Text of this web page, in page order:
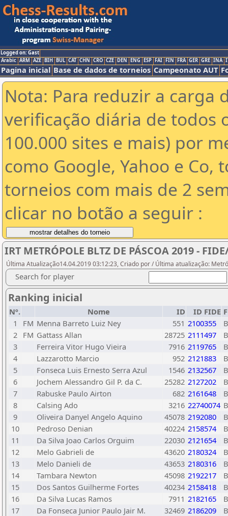
Logged on: Gast
Arabic ARM AZE BIH BUL CAT CHN CRO CZE DEN ENG ESP FAI FIN FRA GER GRE INA
Pagina inicial Base de dados de torneios Campeonato AUT
Nota: Para reduzir a carga
verificação diária de todos
100.000 sites e mais) por
como Google, Yahoo e Co,
torneios com mais de 2
clicar no botão a seguir :
IRT METRÓPOLE BLTZ DE PÁSCOA 2019 -
Última Atualização14.04.2019 03:12:23, Criado por / Última atualização:
Search for player
Ranking inicial
Nº. Nome ID ID FIDE
1
FM Menna Barreto Luiz Ney 551 2100355
2
FM Gattass Allan 28725 2111497
3
Ferreira Vitor Hugo Vieira 7916 2119765
4
Lazzarotto Marcio 952 2121883
5
Fonseca Luis Ernesto Serra Azul 1546 2132567
6
Jochem Alessandro Gil P. da C. 25282 2127202
7
Rabuske Paulo Airton 682 2161648
8
Calsing Ado 3216 22740074
9
Oliveira Danyel Angelo Aquino 45078 2192080
10
Pedroso Denian 40224 2158574
11
Da Silva Joao Carlos Orguim 22030 2121654
12
Melo Gabrieli de 43620 2180324
13
Melo Danieli de 43653 2180316
14
Tambara Newton 45098 2192217
15
Dos Santos Guilherme Fortes 40234 2158418
16
Da Silva Lucas Ramos 7911 2182165
17
Da Fonseca Junior Paulo Jair M. 32469 2186209